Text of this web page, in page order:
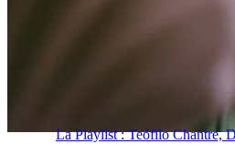
La Playlist : Teófilo Chantre,